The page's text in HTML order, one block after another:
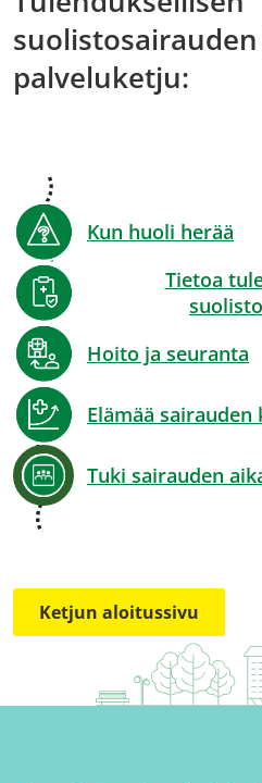
palveluketju:
Kun huoli herää
Tietoa
Hoito ja seuranta
Elämää sairauden
Tuki sairauden
Ketjun aloitussivu